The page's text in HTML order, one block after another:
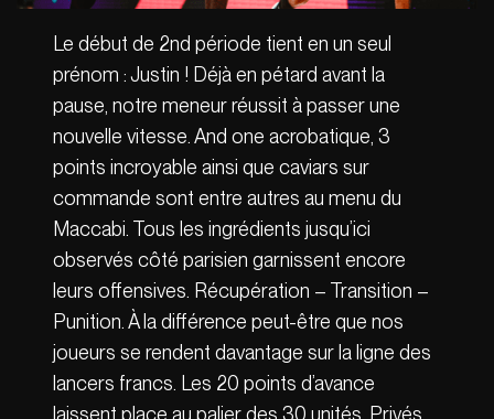
Le début de 2nd période tient en un seul
prénom : Justin ! Déjà en pétard avant la
pause, notre meneur réussit à passer une
nouvelle vitesse. And one acrobatique, 3
points incroyable ainsi que caviars sur
commande sont entre autres au menu du
Maccabi. Tous les ingrédients jusqu’ici
observés côté parisien garnissent encore
leurs offensives. Récupération – Transition –
Punition. À la différence peut-être que nos
joueurs se rendent davantage sur la ligne des
lancers francs. Les 20 points d’avance
laissent place au palier des 30 unités. Privés